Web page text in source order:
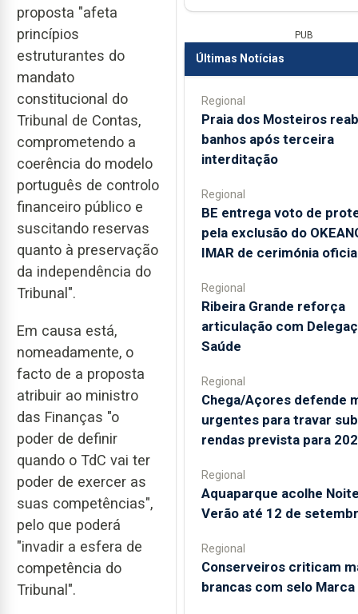
proposta "afeta
princípios
estruturantes do
mandato
constitucional do
Tribunal de Contas,
comprometendo a
coerência do modelo
português de controlo
financeiro público e
suscitando reservas
quanto à preservação
da independência do
Tribunal".
Em causa está,
nomeadamente, o
facto de a proposta
atribuir ao ministro
das Finanças "o
poder de definir
quando o TdC vai ter
poder de exercer as
suas competências",
pelo que poderá
"invadir a esfera de
competência do
Tribunal".
PUB
Últimas Notícias
Regional
Praia dos Mosteiros
banhos após terceira
interditação
Regional
BE entrega voto de
pela exclusão do
IMAR de cerimónia
Regional
Ribeira Grande reforça
articulação com
Saúde
Regional
Chega/Açores defende
urgentes para travar
rendas prevista para
Regional
Aquaparque acolhe
Verão até 12 de
Regional
Conserveiros criticam
brancas com selo